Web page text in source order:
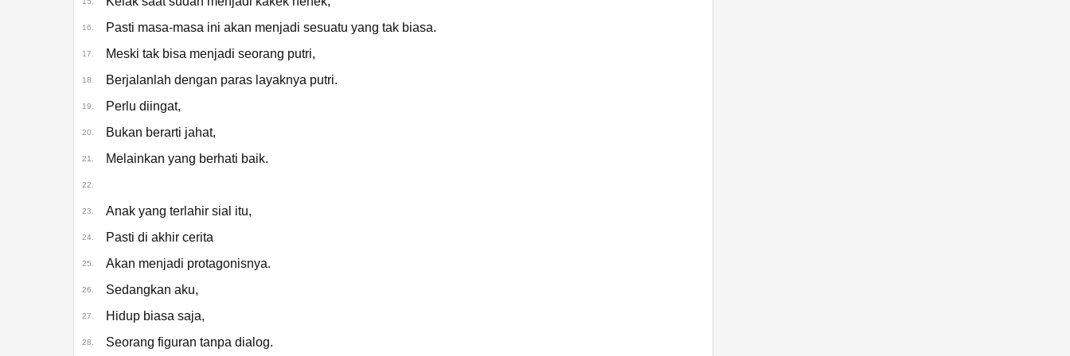
16. Pasti masa-masa ini akan menjadi sesuatu yang tak biasa.
17. Meski tak bisa menjadi seorang putri,
18. Berjalanlah dengan paras layaknya putri.
19. Perlu diingat,
20. Bukan berarti jahat,
21. Melainkan yang berhati baik.
22.
23. Anak yang terlahir sial itu,
24. Pasti di akhir cerita
25. Akan menjadi protagonisnya.
26. Sedangkan aku,
27. Hidup biasa saja,
28. Seorang figuran tanpa dialog.